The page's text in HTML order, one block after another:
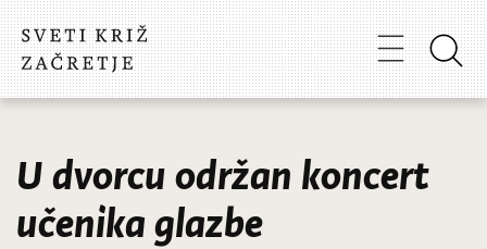
U dvorcu održan koncert
učenika glazbe